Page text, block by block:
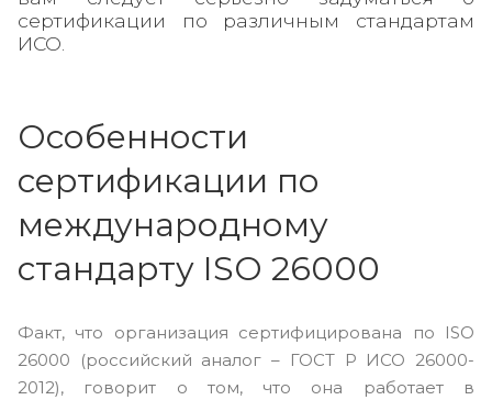
сертификации по различным стандартам
ИСО.
Особенности
сертификации по
международному
стандарту ISO 26000
Факт, что организация сертифицирована по ISO
26000 (российский аналог – ГОСТ Р ИСО 26000-
2012), говорит о том, что она работает в